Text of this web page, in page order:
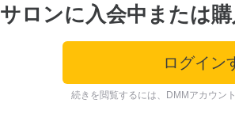
サロンに入会中または
ログイン
続きを閲覧するには、DMMアカウン